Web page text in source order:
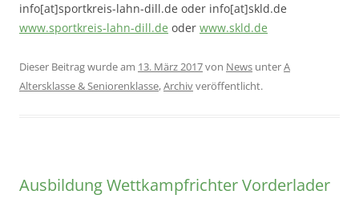
info[at]sportkreis-lahn-dill.de oder info[at]skld.de
www.sportkreis-lahn-dill.de oder www.skld.de
Dieser Beitrag wurde am 13. März 2017von News unterA
Altersklasse & Seniorenklasse,Archivveröffentlicht.
Ausbildung Wettkampfrichter Vorderlader